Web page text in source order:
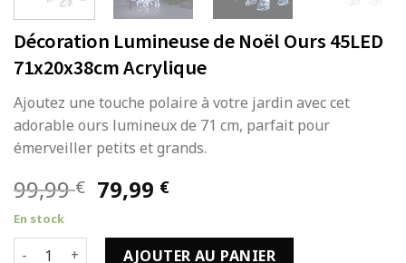
Décoration Lumineuse de Noël Ours 45LED
71x20x38cm Acrylique
Ajoutez une touche polaire à votre jardin avec cet
adorable ours lumineux de 71 cm, parfait pour
émerveiller petits et grands.
99,99€ Le
prix
initial
était :
79,99 €Le
actuel
est :
En stock
quantité de Décoration Lumineuse de Noël Ours 45LED
AJOUTER AU PANIER